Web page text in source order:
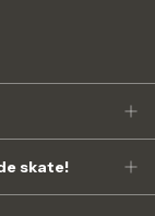
skate!